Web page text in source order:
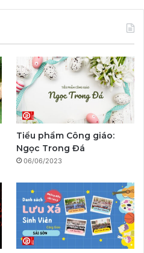
a
g
r
a
a
g
r
a
m
o
k
Tiểu phẩm Công giáo:
Ngọc Trong Đá
06/06/2023